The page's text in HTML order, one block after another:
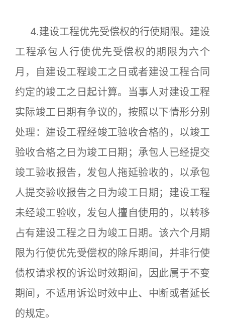
4.建设工程优先受偿权的行使期限。建设
工程承包人行使优先受偿权的期限为六个
月，自建设工程竣工之日或者建设工程合同
约定的竣工之日起计算。当事人对建设工程
实际竣工日期有争议的，按照以下情形分别
处理：建设工程经竣工验收合格的，以竣工
验收合格之日为竣工日期；承包人已经提交
竣工验收报告，发包人拖延验收的，以承包
人提交验收报告之日为竣工日期；建设工程
未经竣工验收，发包人擅自使用的，以转移
占有建设工程之日为竣工日期。该六个月期
限为行使优先受偿权的除斥期间，并非行使
债权请求权的诉讼时效期间，因此属于不变
期间，不适用诉讼时效中止、中断或者延长
的规定。